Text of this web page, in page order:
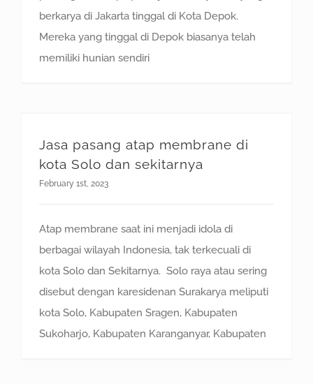
berkarya di Jakarta tinggal di Kota Depok.
Mereka yang tinggal di Depok biasanya telah
memiliki hunian sendiri
Jasa pasang atap membrane di
kota Solo dan sekitarnya
February 1st, 2023
Atap membrane saat ini menjadi idola di
berbagai wilayah Indonesia, tak terkecuali di
kota Solo dan Sekitarnya. Solo raya atau sering
disebut dengan karesidenan Surakarya meliputi
kota Solo, Kabupaten Sragen, Kabupaten
Sukoharjo, Kabupaten Karanganyar, Kabupaten